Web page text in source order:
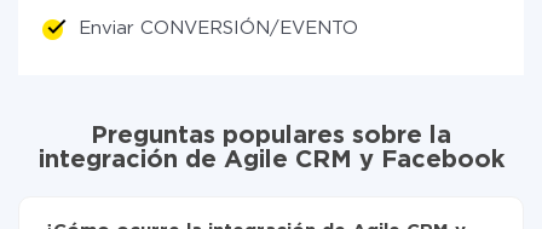
Enviar CONVERSIÓN/EVENTO
Preguntas populares sobre la
integración de Agile CRM y Facebook